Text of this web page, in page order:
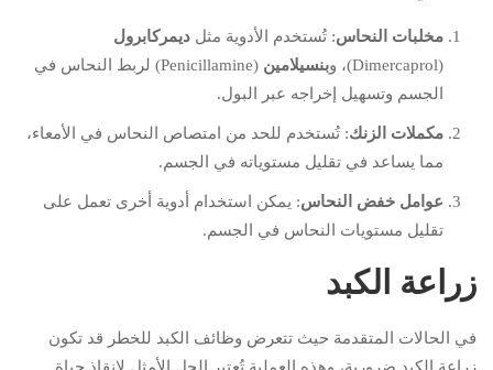
مخلبات النحاس: تُستخدم الأدوية مثل ديمركابرول
(Dimercaprol)، و
بنسيلامين
(Penicillamine) لربط النحاس في
الجسم وتسهيل إخراجه عبر البول.
مكملات الزنك: تُستخدم للحد من امتصاص النحاس في الأمعاء،
مما يساعد في تقليل مستوياته في الجسم.
عوامل خفض النحاس: يمكن استخدام أدوية أخرى تعمل على
تقليل مستويات النحاس في الجسم.
زراعة الكبد
في الحالات المتقدمة حيث تتعرض وظائف الكبد للخطر قد تكون